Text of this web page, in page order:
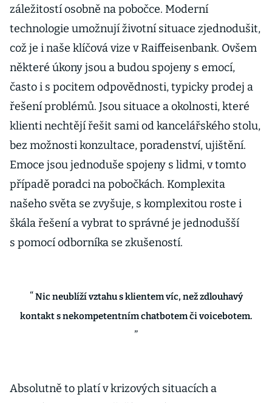
záležitostí osobně na pobočce. Moderní
technologie umožnují životní situace zjednodušit,
což je i naše klíčová vize v Raiffeisenbank. Ovšem
některé úkony jsou a budou spojeny s emocí,
často i s pocitem odpovědnosti, typicky prodej a
řešení problémů. Jsou situace a okolnosti, které
klienti nechtějí řešit sami od kancelářského stolu,
bez možnosti konzultace, poradenství, ujištění.
Emoce jsou jednoduše spojeny s lidmi, v tomto
případě poradci na pobočkách. Komplexita
našeho světa se zvyšuje, s komplexitou roste i
škála řešení a vybrat to správné je jednodušší
s pomocí odborníka se zkušeností.
Nic neublíží vztahu s klientem víc, než zdlouhavý
kontakt s nekompetentním chatbotem či voicebotem.
Absolutně to platí v krizových situacích a